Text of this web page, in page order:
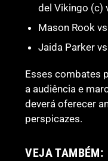
del Vikingo (c)
Mason Rook
Jaida Parker
Esses combates
a audiência e
deverá oferecer
perspicazes.
VEJA TAMBÉM: